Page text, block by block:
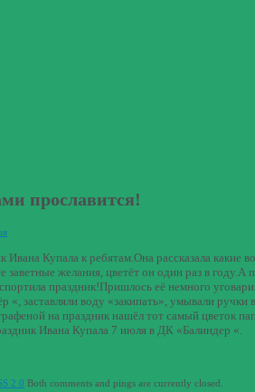
прославится!
Купала к ребятам.Она рассказала
заветные желания, цветёт он один раз в
праздник!Пришлось её немного
«, заставляли воду «закипать», умывали
на праздник нашёл тот самый цветок
Ивана Купала 7 июля в ДК «Балиндер «.
2.0 Both comments and pings are currently closed.